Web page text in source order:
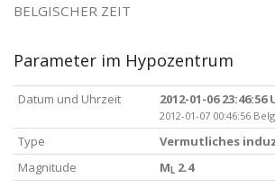
BELGISCHER ZEIT
Parameter im Hypozentrum
Datum und Uhrzeit 2012-01-06 23:46:56
2012-01-07 00:46:56
Type
Vermutliches
Magnitude
M L 2.4